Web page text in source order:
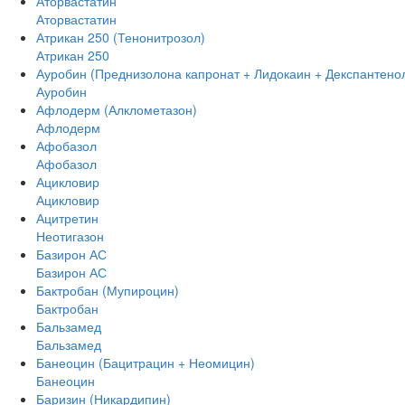
Аторвастатин
Атрикан 250 (Тенонитрозол)
Атрикан 250
Ауробин (Преднизолона капронат + Лидокаин +
Ауробин
Афлодерм (Алклометазон)
Афлодерм
Афобазол
Афобазол
Ацикловир
Ацикловир
Ацитретин
Неотигазон
Базирон АС
Базирон АС
Бактробан (Мупироцин)
Бактробан
Бальзамед
Бальзамед
Банеоцин (Бацитрацин + Неомицин)
Банеоцин
Баризин (Никардипин)